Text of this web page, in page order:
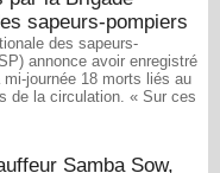
sapeurs-pompiers
des sapeurs-
annonce avoir enregistré
journée 18 morts liés au
de la circulation. « Sur ces
Samba Sow,